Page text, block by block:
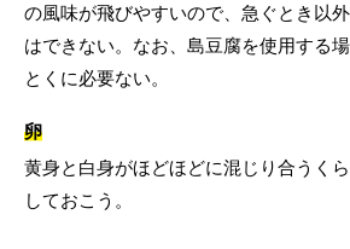
の風味が飛びやすいので、急ぐとき以
はできない。なお、島豆腐を使用する
とくに必要ない。
卵
黄身と白身がほどほどに混じり合うく
しておこう。